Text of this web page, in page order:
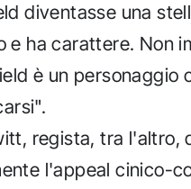
diventasse una
e ha carattere. Non
è un personaggio
regista, tra l'altro,
l'appeal cinico-